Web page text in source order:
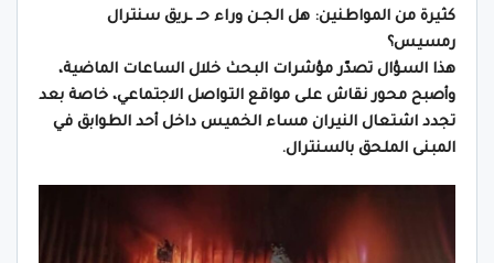
كثيرة من المواطنين: هل الجـن وراء حـ ـريق سنترال
رمسيس؟
هذا السؤال تصدّر مؤشرات البحث خلال الساعات الماضية،
وأصبح محور نقاش على مواقع التواصل الاجتماعي، خاصة بعد
تجدد اشتعال النيران مساء الخميس داخل أحد الطوابق في
المبنى الملحق بالسنترال.